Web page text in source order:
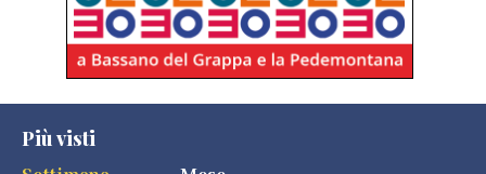
Più visti